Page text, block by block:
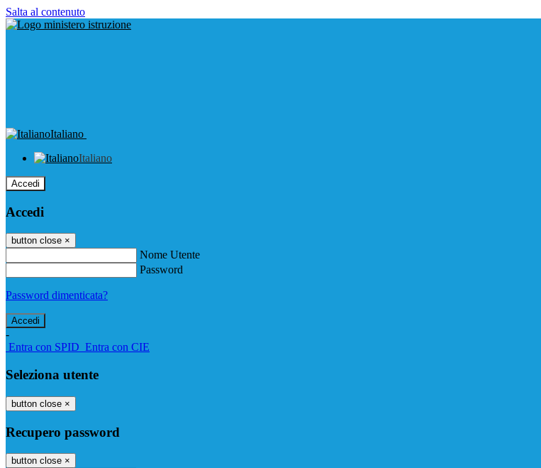
Salta al contenuto
Italiano
Italiano
Accedi
Accedi
button close ×
Nome Utente
Password
Password dimenticata?
-
Entra con SPID Entra con CIE
Seleziona utente
button close ×
Recupero password
button close ×